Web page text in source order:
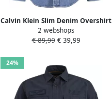
Calvin Klein Slim Denim Overshirt
Stijlvol Donkerblauw Blue Heren
2 webshops
€ 89,99€ 39,99
24%